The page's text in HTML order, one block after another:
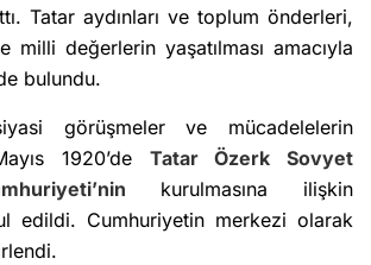
Tatar aydınları ve toplum önderleri,
milli değerlerin yaşatılması amacıyla
bulundu.
görüşmeler ve mücadelelerin
1920’de Tatar Özerk Sovyet
kurulmasına ilişkin
edildi. Cumhuriyetin merkezi olarak